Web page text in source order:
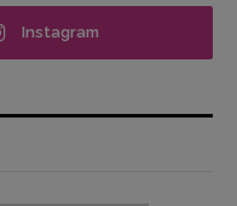
Instagram